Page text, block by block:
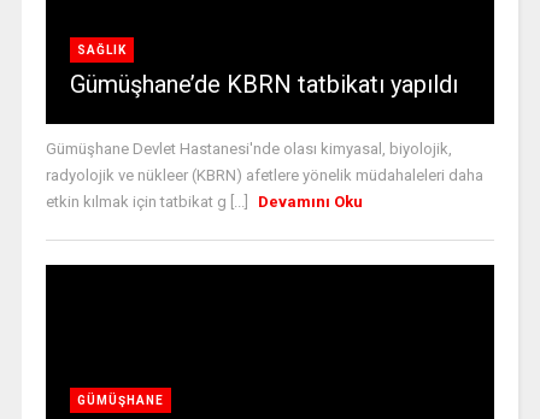
SAĞLIK
Gümüşhane’de KBRN tatbikatı yapıldı
Gümüşhane Devlet Hastanesi'nde olası kimyasal, biyolojik,
radyolojik ve nükleer (KBRN) afetlere yönelik müdahaleleri daha
etkin kılmak için tatbikat g [...]
Devamını Oku
GÜMÜŞHANE